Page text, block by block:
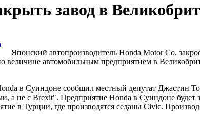
завод в
Японский автопроизводитель Honda Motor Co.
величине автомобильным предприятием в
в Суиндоне сообщил местный депутат Джастин
а не с Brexit". Предприятие Honda в Суиндоне
в Турции, где производятся седаны Civic.